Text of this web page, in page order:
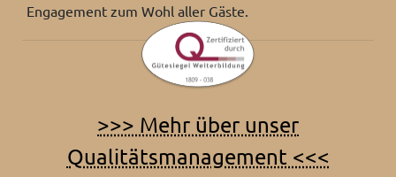
Engagement zum Wohl aller Gäste.
>>> Mehr über unser
Qualitätsmanagement <<<